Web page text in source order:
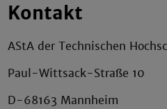
Kontakt
AStA der Technischen
Paul-Wittsack-Straße 10
D-68163 Mannheim